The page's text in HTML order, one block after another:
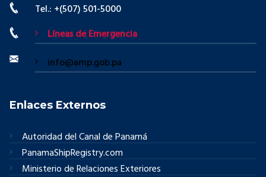
Tel.: +(507) 501-5000
Líneas de Emergencia
info@amp.gob.pa
Enlaces Externos
Autoridad del Canal de Panamá
PanamaShipRegistry.com
Ministerio de Relaciones Exteriores